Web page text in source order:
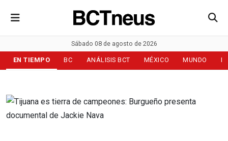
Sábado 08 de agosto de 2026
EN TIEMPO BC ANÁLISIS BCT MÉXICO MUNDO